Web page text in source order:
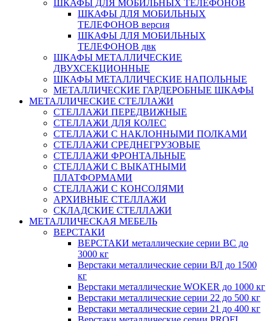
ШКАФЫ ДЛЯ МОБИЛЬНЫХ ТЕЛЕФОНОВ
ШКАФЫ ДЛЯ МОБИЛЬНЫХ
ТЕЛЕФОНОВ версия
ШКАФЫ ДЛЯ МОБИЛЬНЫХ
ТЕЛЕФОНОВ двк
ШКАФЫ МЕТАЛЛИЧЕСКИЕ
ДВУХСЕКЦИОННЫЕ
ШКАФЫ МЕТАЛЛИЧЕСКИЕ НАПОЛЬНЫЕ
МЕТАЛЛИЧЕСКИЕ ГАРДЕРОБНЫЕ ШКАФЫ
МЕТАЛЛИЧЕСКИЕ СТЕЛЛАЖИ
СТЕЛЛАЖИ ПЕРЕДВИЖНЫЕ
СТЕЛЛАЖИ ДЛЯ КОЛЕС
СТЕЛЛАЖИ С НАКЛОННЫМИ ПОЛКАМИ
СТЕЛЛАЖИ СРЕДНЕГРУЗОВЫЕ
СТЕЛЛАЖИ ФРОНТАЛЬНЫЕ
СТЕЛЛАЖИ С ВЫКАТНЫМИ
ПЛАТФОРМАМИ
СТЕЛЛАЖИ С КОНСОЛЯМИ
АРХИВНЫЕ СТЕЛЛАЖИ
СКЛАДСКИЕ СТЕЛЛАЖИ
МЕТАЛЛИЧЕСКАЯ МЕБЕЛЬ
ВЕРСТАКИ
ВЕРСТАКИ металлические серии ВС до
3000 кг
Верстаки металлические серии ВЛ до 1500
кг
Верстаки металлические WOKER до 1000 кг
Верстаки металлические серии 22 до 500 кг
Верстаки металлические серии 21 до 400 кг